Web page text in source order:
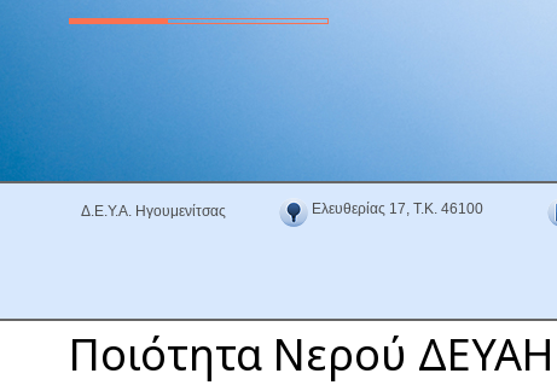
Δ.Ε.Υ.Α. Ηγουμενίτσας Ελευθερίας 17, Τ.Κ. 46100
Ποιότητα Νερού ΔΕΥΑΗ